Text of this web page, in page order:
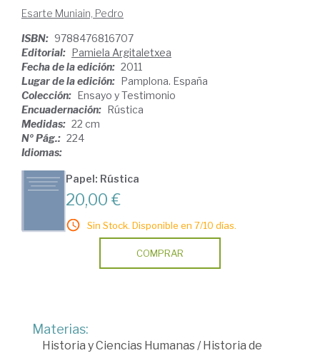
Esarte Muniain, Pedro
ISBN: 9788476816707
Editorial: Pamiela Argitaletxea
Fecha de la edición: 2011
Lugar de la edición: Pamplona. España
Colección: Ensayo y Testimonio
Encuadernación: Rústica
Medidas: 22 cm
Nº Pág.: 224
Idiomas:
Papel: Rústica
20,00 €
Sin Stock. Disponible en 7/10 días.
COMPRAR
Materias:
Historia y Ciencias Humanas /Historia de